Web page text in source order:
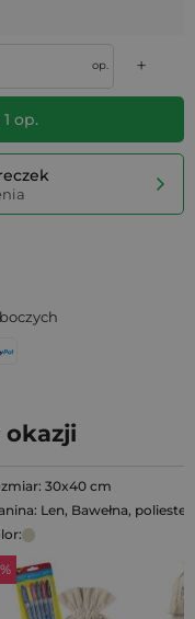
op. +
1 op.
okazji
30x40 cm
Len, Bawełna, poliester